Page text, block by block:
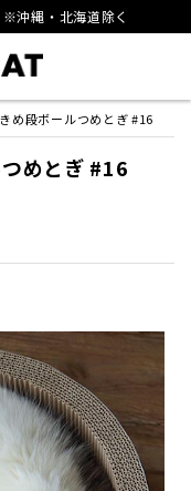
※沖縄・北海道除く
め段ボールつめとぎ #16
めとぎ #16